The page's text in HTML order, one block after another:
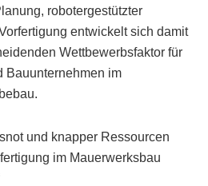
robotergestützter
entwickelt sich damit
Wettbewerbsfaktor für
Bauunternehmen im
und knapper Ressourcen
im Mauerwerksbau